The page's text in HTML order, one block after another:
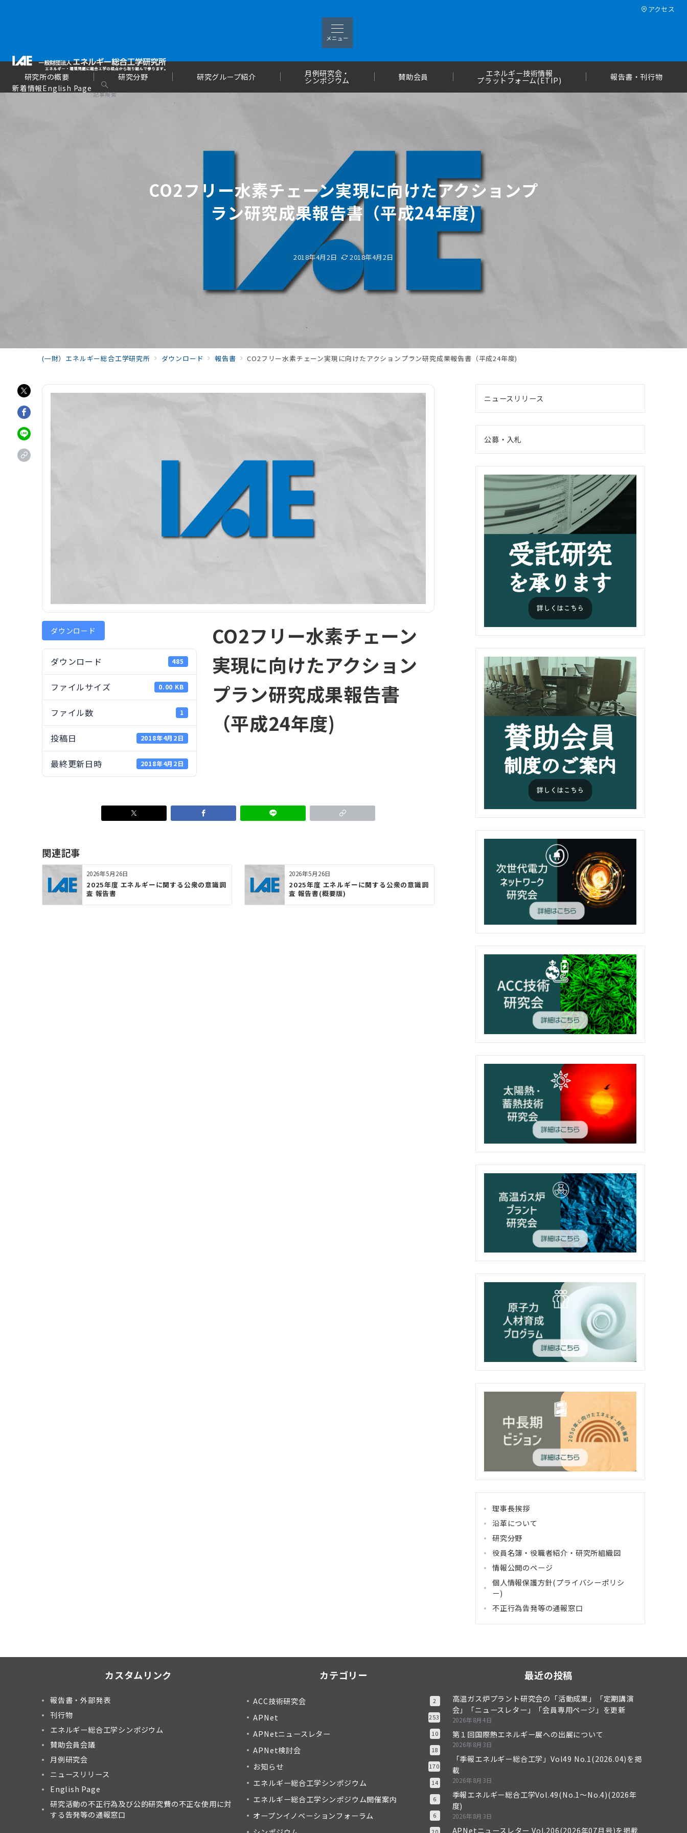
アクセス
メニュー
新着情報English Page
記事検索
研究所の概要 研究分野 研究グループ紹介 月例研究会・
シンポジウム 賛助会員 エネルギー技術情報
プラットフォーム(ETIP) 報告書・刊行物
CO2フリー水素チェーン実現に向けたアクションプ
ラン研究成果報告書（平成24年度)
2018年4月2日 2018年4月2日
(一財）エネルギー総合工学研究所 ダウンロード 報告書 CO2フリー水素チェーン実現に向けたアクションプラン研究成果報告書（平成24年度)
ダウンロード
ダウンロード 485
ファイルサイズ 0.00 KB
ファイル数 1
投稿日 2018年4月2日
最終更新日時 2018年4月2日
CO2フリー水素チェーン
実現に向けたアクション
プラン研究成果報告書
（平成24年度)
関連記事
2026年5月26日
2025年度 エネルギーに関する公衆の意識調
査 報告書
2026年5月26日
2025年度 エネルギーに関する公衆の意識調
査 報告書(概要版)
ニュースリリース
公募・入札
理事長挨拶
沿革について
研究分野
役員名簿・役職者紹介・研究所組織図
情報公開のページ
個人情報保護方針(プライバシーポリシ
ー)
不正行為告発等の通報窓口
カスタムリンク
報告書・外部発表
刊行物
エネルギー総合工学シンポジウム
賛助会員会議
月例研究会
ニュースリリース
English Page
研究活動の不正行為及び公的研究費の不正な使用に対
する告発等の通報窓口
カテゴリー
ACC技術研究会 2
APNet 253
APNetニュースレター 10
APNet検討会 18
お知らせ 170
エネルギー総合工学シンポジウム 14
エネルギー総合工学シンポジウム開催案内 6
オープンイノベーションフォーラム 6
最近の投稿
高温ガス炉プラント研究会の「活動成果」「定期講演
会」「ニュースレター」「会員専用ページ」を更新
2026年8月4日
第１回国際熱エネルギー展への出展について
2026年8月3日
「季報エネルギー総合工学」Vol49 No.1(2026.04)を掲
載
2026年8月3日
季報エネルギー総合工学Vol.49(No.1～No.4)(2026年
度)
2026年8月3日
APNetニュースレター Vol.206(2026年07月号)を掲載